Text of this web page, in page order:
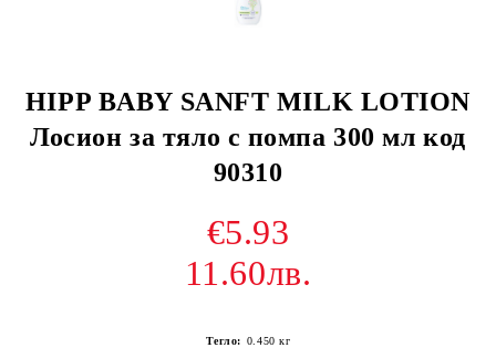
HIPP BABY SANFT MILK LOTION
Лосион за тяло с помпа 300 мл код
90310
€5.93
11.60лв.
Тегло: 0.450 кг